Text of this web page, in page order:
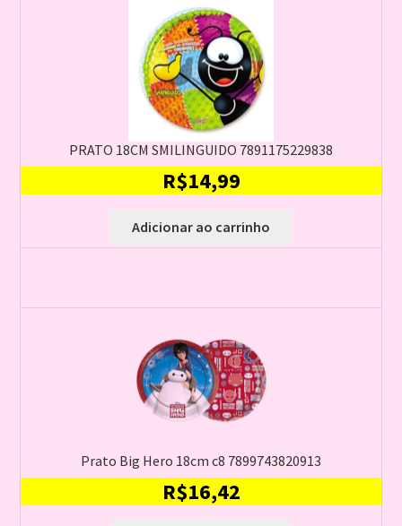
PRATO 18CM SMILINGUIDO 7891175229838
R$14,99
Adicionar ao carrinho
Prato Big Hero 18cm c8 7899743820913
R$16,42